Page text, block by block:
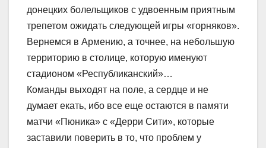
донецких болельщиков с удвоенным приятным
трепетом ожидать следующей игры «горняков».
Вернемся в Армению, а точнее, на небольшую
территорию в столице, которую именуют
стадионом «Республиканский»…
Команды выходят на поле, а сердце и не
думает екать, ибо все еще остаются в памяти
матчи «Пюника» с «Дерри Сити», которые
заставили поверить в то, что проблем у